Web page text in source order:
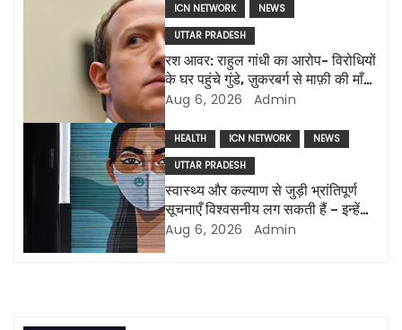
t
ICN NETWORK
NEWS
UTTAR PRADESH
रश आवर: राहुल गांधी का आरोप- विरोधियों
के घर पहुंचे गुंडे, ज़ुकरबर्ग से माफ़ी की माँग
और भी कई मुद्दे
Aug 6, 2026 Admin
HEALTH ICN NETWORK
NEWS
UTTAR PRADESH
स्वास्थ्य और कल्याण से जुड़ी भ्रांतिपूर्ण
सूचनाएँ विश्वसनीय लग सकती हैं – इन्हें
पहचानने के तरीके
Aug 6, 2026 Admin